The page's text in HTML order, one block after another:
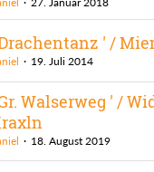
' /
19. Juli 2014
Walserweg ' /
18. August 2019